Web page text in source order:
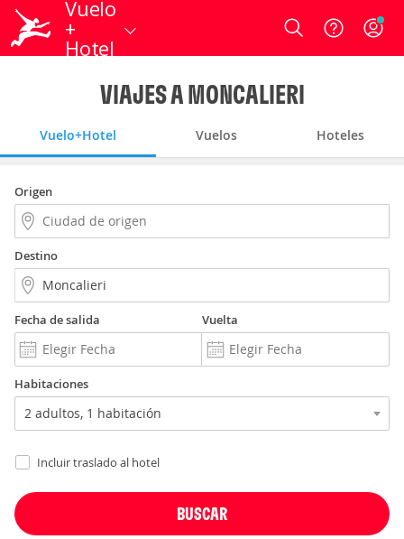
Vuelo
+
Hotel
Login
VIAJES A MONCALIERI
Vuelo+Hotel Vuelos Hoteles
Origen
Destino
Fecha de salida Vuelta
Habitaciones
Incluir traslado al hotel